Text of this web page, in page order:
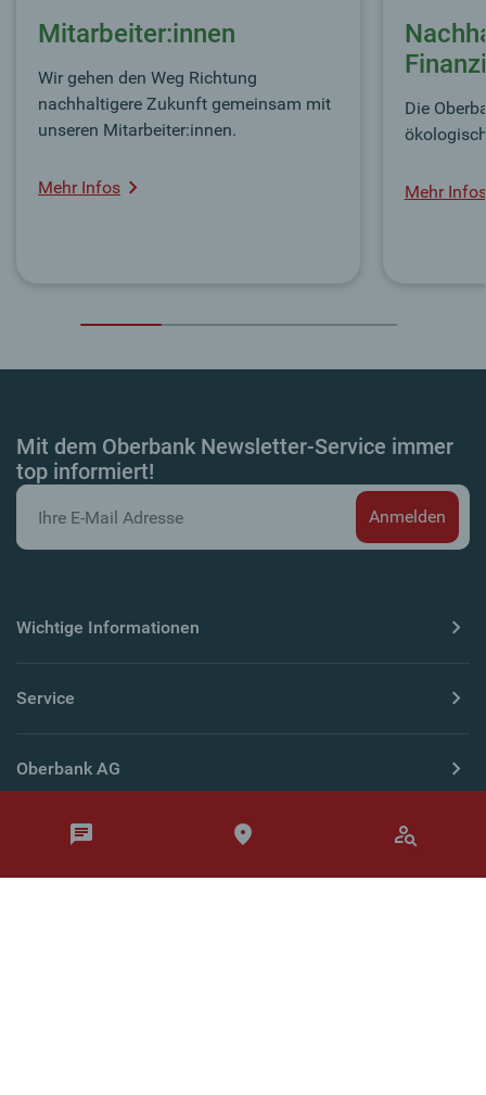
Mitarbeiter:innen
Wir gehen den Weg Richtung
nachhaltigere Zukunft gemeinsam mit
unseren Mitarbeiter:innen.
Mehr Infos
Die
Mehr Infos
Mit dem Oberbank Newsletter-Service immer
top informiert!
Wichtige Informationen
Service
Oberbank AG
Länderseiten